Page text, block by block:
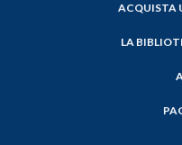
ACQUISTA
LA